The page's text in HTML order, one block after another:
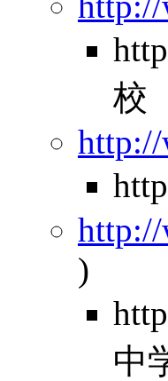
校
http://
http://
)
中